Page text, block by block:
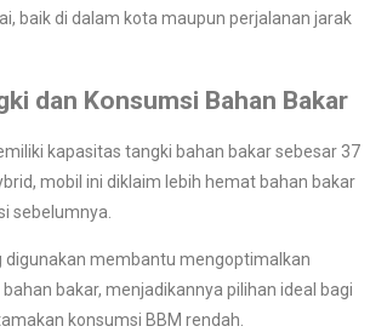
baik di dalam kota maupun perjalanan jarak
dan Konsumsi Bahan Bakar
kapasitas tangki bahan bakar sebesar 37
mobil ini diklaim lebih hemat bahan bakar
sebelumnya.
digunakan membantu mengoptimalkan
bakar, menjadikannya pilihan ideal bagi
konsumsi BBM rendah.